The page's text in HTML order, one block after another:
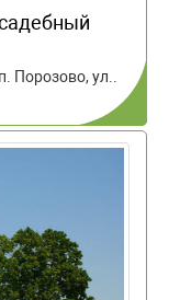
Порозово, ул..